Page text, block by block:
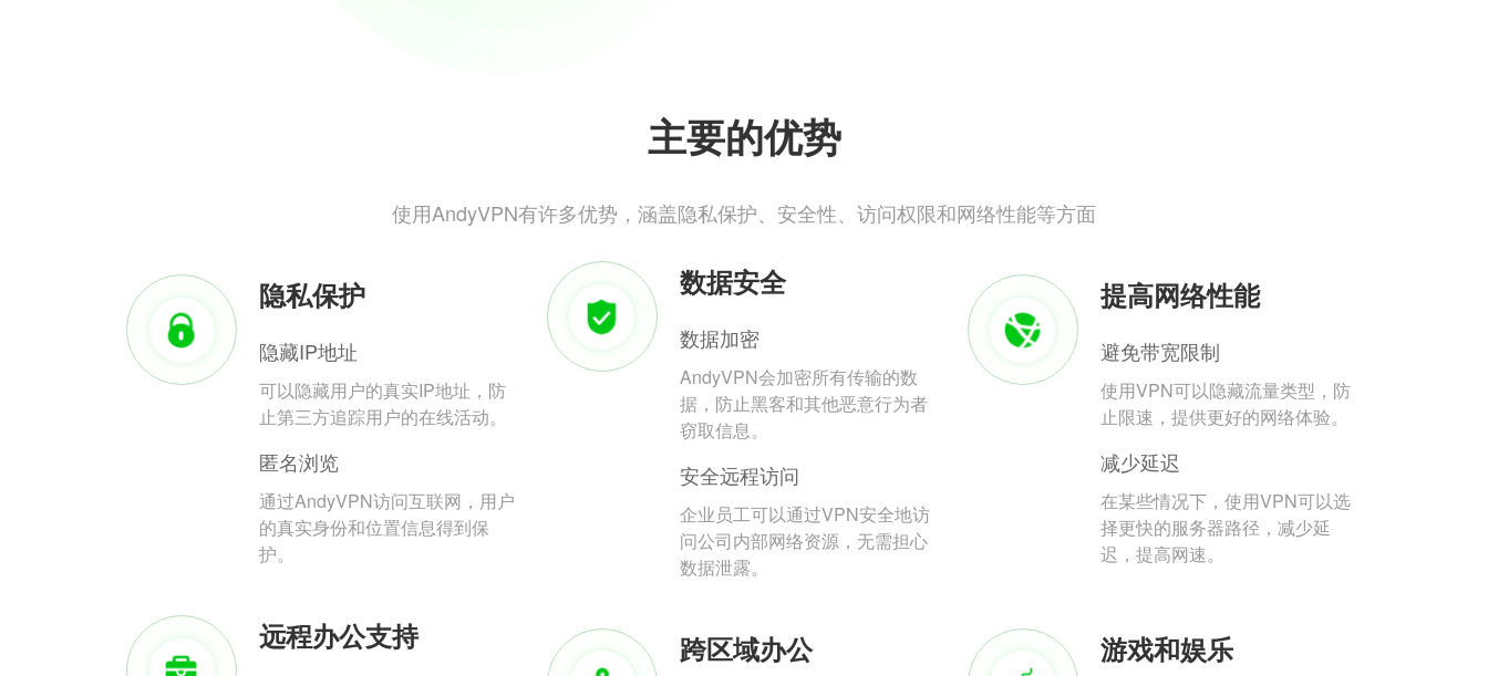
主要的优势
使用AndyVPN有许多优势，涵盖隐私保护、安全性、访问权限和网络性能等方面
隐私保护
隐藏IP地址
可以隐藏用户的真实IP地址，防
止第三方追踪用户的在线活动。
匿名浏览
通过AndyVPN访问互联网，用户
的真实身份和位置信息得到保
护。
数据安全
数据加密
AndyVPN会加密所有传输的数
据，防止黑客和其他恶意行为者
窃取信息。
安全远程访问
企业员工可以通过VPN安全地访
问公司内部网络资源，无需担心
数据泄露。
提高网络性能
避免带宽限制
使用VPN可以隐藏流量类型，防
止限速，提供更好的网络体验。
减少延迟
在某些情况下，使用VPN可以选
择更快的服务器路径，减少延
迟，提高网速。
远程办公支持 跨区域办公 游戏和娱乐